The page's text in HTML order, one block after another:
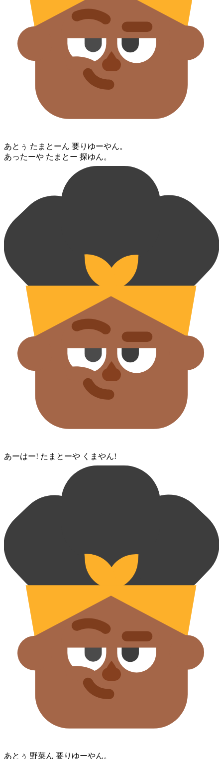
あとぅ たまとー⁠ん 要りゆー⁠やん。
あったー⁠や たまとー 探ゆん。
あーはー! たまとー⁠や くま⁠やん!
あとぅ 野菜⁠ん 要りゆー⁠やん。